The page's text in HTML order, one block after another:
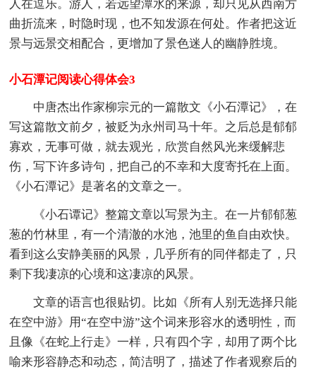
人在逗乐。游人，若远望潭水的来源，却只见从西南方
曲折流来，时隐时现，也不知发源在何处。作者把这近
景与远景交相配合，更增加了景色迷人的幽静胜境。
小石潭记阅读心得体会3
中唐杰出作家柳宗元的一篇散文《小石潭记》，在
写这篇散文前夕，被贬为永州司马十年。之后总是郁郁
寡欢，无事可做，就去观光，欣赏自然风光来缓解悲
伤，写下许多诗句，把自己的不幸和大度寄托在上面。
《小石潭记》是著名的文章之一。
《小石谭记》整篇文章以写景为主。在一片郁郁葱
葱的竹林里，有一个清澈的水池，池里的鱼自由欢快。
看到这么安静美丽的风景，几乎所有的同伴都走了，只
剩下我凄凉的心境和这凄凉的风景。
文章的语言也很贴切。比如《所有人别无选择只能
在空中游》用“在空中游”这个词来形容水的透明性，而
且像《在蛇上行走》一样，只有四个字，却用了两个比
喻来形容静态和动态，简洁明了，描述了作者观察后的